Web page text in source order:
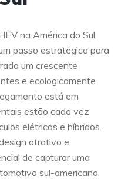
na América do Sul,
passo estratégico para
um crescente
e ecologicamente
está em
estão cada vez
elétricos e híbridos.
atrativo e
de capturar uma
sul-americano,